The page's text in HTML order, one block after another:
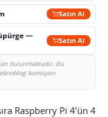
Satın Al
—
Satın Al
bulunmaktadır. Bu
komisyon
Raspberry Pi 4’ün 4